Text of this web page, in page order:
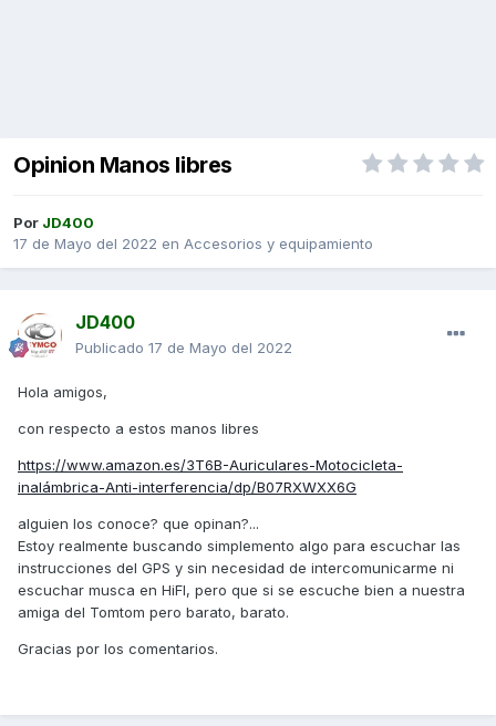
Opinion Manos libres
Por JD400
17 de Mayo del 2022 en Accesorios y equipamiento
JD400
Publicado 17 de Mayo del 2022
Hola amigos,
con respecto a estos manos libres
https://www.amazon.es/3T6B-Auriculares-Motocicleta-
inalámbrica-Anti-interferencia/dp/B07RXWXX6G
alguien los conoce? que opinan?...
Estoy realmente buscando simplemento algo para escuchar las
instrucciones del GPS y sin necesidad de intercomunicarme ni
escuchar musca en HiFI, pero que si se escuche bien a nuestra
amiga del Tomtom pero barato, barato.
Gracias por los comentarios.